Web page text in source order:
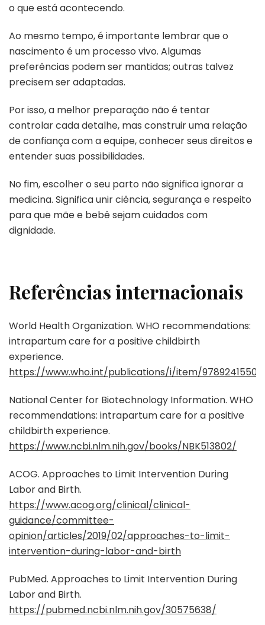
o que está acontecendo.
Ao mesmo tempo, é importante lembrar que o
nascimento é um processo vivo. Algumas
preferências podem ser mantidas; outras talvez
precisem ser adaptadas.
Por isso, a melhor preparação não é tentar
controlar cada detalhe, mas construir uma relação
de confiança com a equipe, conhecer seus direitos e
entender suas possibilidades.
No fim, escolher o seu parto não significa ignorar a
medicina. Significa unir ciência, segurança e respeito
para que mãe e bebê sejam cuidados com
dignidade.
Referências internacionais
World Health Organization. WHO recommendations:
intrapartum care for a positive childbirth
experience.
https://www.who.int/publications/i/item/
National Center for Biotechnology Information. WHO
recommendations: intrapartum care for a positive
childbirth experience.
https://www.ncbi.nlm.nih.gov/books/NBK513802/
ACOG. Approaches to Limit Intervention During
Labor and Birth.
https://www.acog.org/clinical/clinical-
guidance/committee-
opinion/articles/2019/02/approaches-to-limit-
intervention-during-labor-and-birth
PubMed. Approaches to Limit Intervention During
Labor and Birth.
https://pubmed.ncbi.nlm.nih.gov/30575638/